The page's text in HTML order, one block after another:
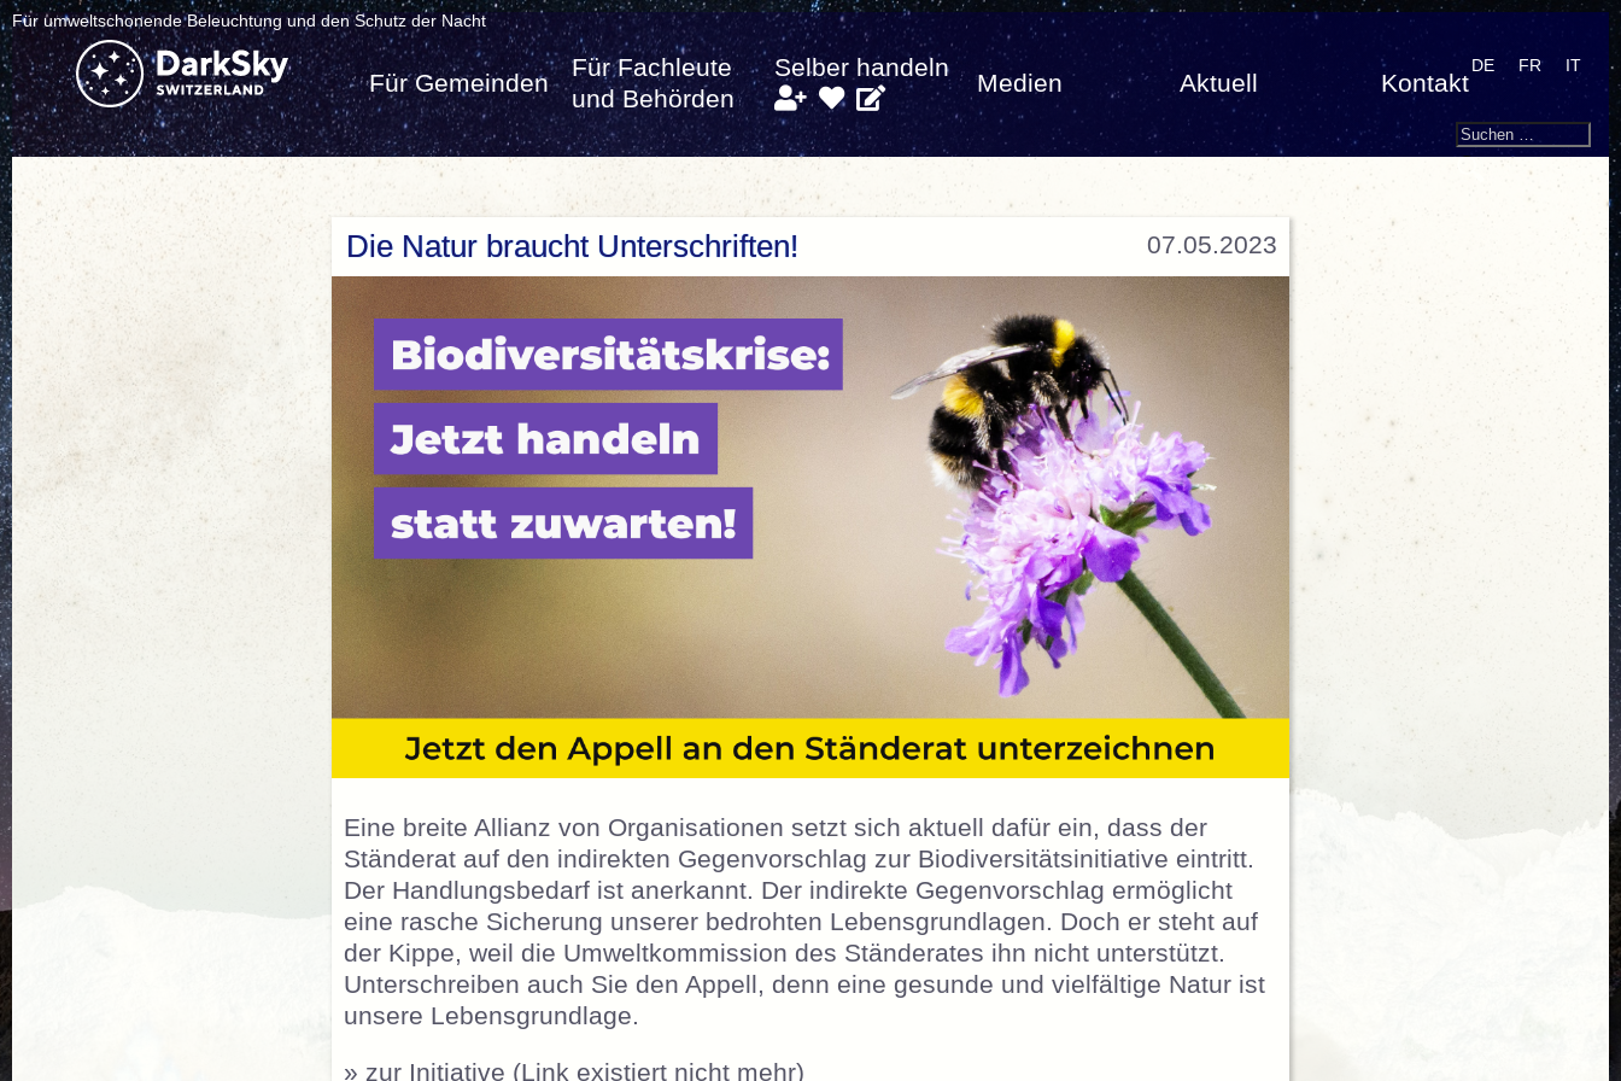
Für umweltschonende Beleuchtung und den Schutz der Nacht
Für Gemeinden
Für Fachleute
und Behörden
Selber handeln
Medien Aktuell Kontakt
DE FR IT
Search
Suchen
07.05.2023
Die Natur braucht Unterschriften!
Eine breite Allianz von Organisationen setzt sich aktuell dafür ein, dass der
Ständerat auf den indirekten Gegenvorschlag zur Biodiversitätsinitiative eintritt.
Der Handlungsbedarf ist anerkannt. Der indirekte Gegenvorschlag ermöglicht
eine rasche Sicherung unserer bedrohten Lebensgrundlagen. Doch er steht auf
der Kippe, weil die Umweltkommission des Ständerates ihn nicht unterstützt.
Unterschreiben auch Sie den Appell, denn eine gesunde und vielfältige Natur ist
unsere Lebensgrundlage.
» zur Initiative (Link existiert nicht mehr)